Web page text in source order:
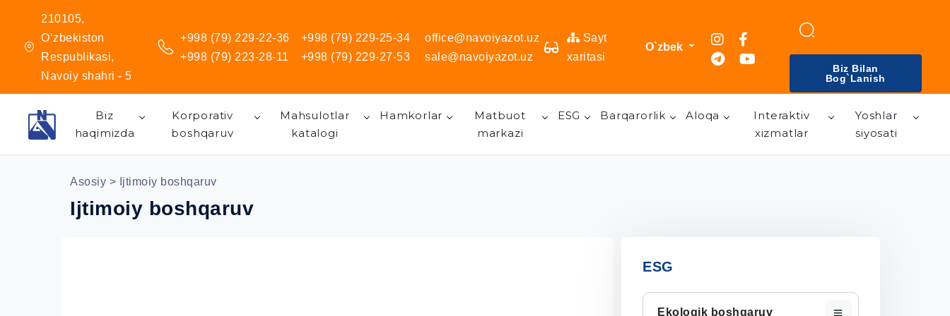
210105,
O‘zbekiston
Respublikasi,
Navoiy shahri - 5
+998 (79) 229-22-36
+998 (79) 223-28-11
+998 (79) 229-25-34
+998 (79) 229-27-53
office@navoiyazot.uz
sale@navoiyazot.uz
Sayt
xaritasi
O`zbek
Biz Bilan
Bog`lanish
Biz
haqimizda
Korporativ
boshqaruv
Mahsulotlar
katalogi
Hamkorlar
Matbuot
markazi
ESG Barqarorlik Aloqa
Interaktiv
xizmatlar
Yoshlar
siyosati
Asosiy > Ijtimoiy boshqaruv
Ijtimoiy boshqaruv
ESG
Ekologik boshqaruv